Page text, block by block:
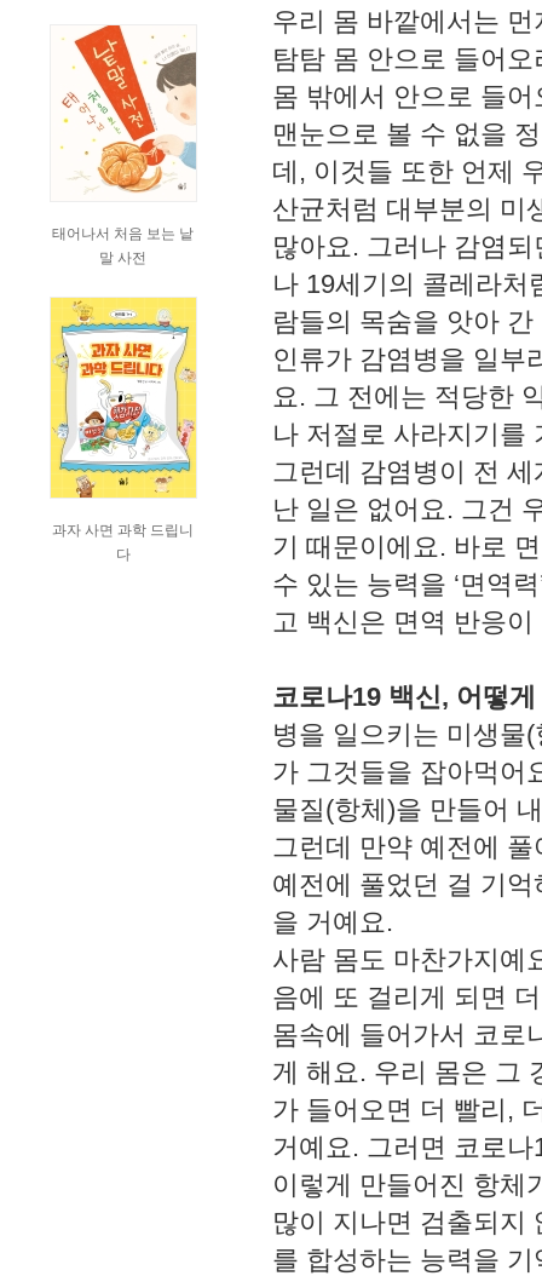
태어나서 처음 보는 낱
말 사전
과자 사면 과학 드립니
다
우리 몸 바깥에서는
탐탐 몸 안으로 들어
몸 밖에서 안으로 들
맨눈으로 볼 수 없을
데, 이것들 또한 언제
산균처럼 대부분의 미
많아요. 그러나 감염
나 19세기의 콜레라처
람들의 목숨을 앗아
인류가 감염병을 일부
요. 그 전에는 적당한
나 저절로 사라지기를
그런데 감염병이 전
난 일은 없어요. 그건
기 때문이에요. 바로
수 있는 능력을 ‘면역
고 백신은 면역 반응
코로나19 백신, 어떻
병을 일으키는 미생물
가 그것들을 잡아먹어
물질(항체)을 만들어
그런데 만약 예전에
예전에 풀었던 걸 기
을 거예요.
사람 몸도 마찬가지예
음에 또 걸리게 되면
몸속에 들어가서 코로
게 해요. 우리 몸은 그
가 들어오면 더 빨리,
거예요. 그러면 코로
이렇게 만들어진 항체
많이 지나면 검출되지
를 합성하는 능력을